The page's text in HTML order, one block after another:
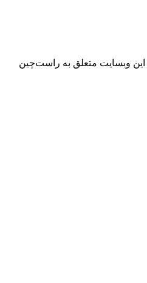
حقوق این وبسایت متعلق به راست‌چین